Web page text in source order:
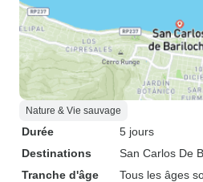
Nature & Vie sauvage
Durée
5 jours
Destinations
San Carlos De
Tranche d'âge
Tous les âges